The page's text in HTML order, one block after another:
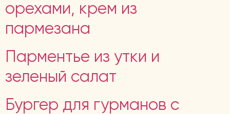
орехами, крем из
пармезана
Парментье из утки и
зеленый салат
Бургер для гурманов с